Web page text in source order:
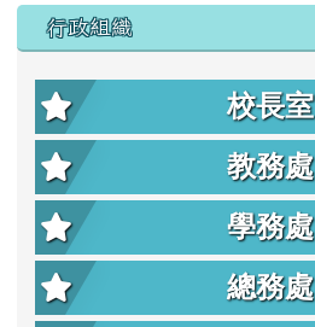
行政組織
校長室
教務處
學務處
總務處